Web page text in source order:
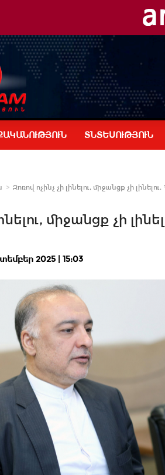
ՏՆՏԵՍՈՒԹՅՈՒՆ
Զոռով ոչինչ չի լինելու, միջանցք չի
միջանցք չի
2025 | 15:03